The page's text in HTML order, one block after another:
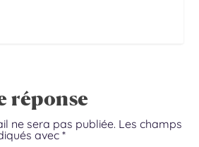
réponse
ne sera pas publiée. Les champs
avec*